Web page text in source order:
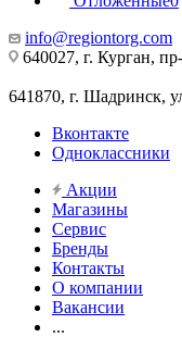
info@regiontorg.com
640027, г. Курган,
641870, г. Шадринск,
Вконтакте
Одноклассники
Акции
Магазины
Сервис
Бренды
Контакты
О компании
Вакансии
...